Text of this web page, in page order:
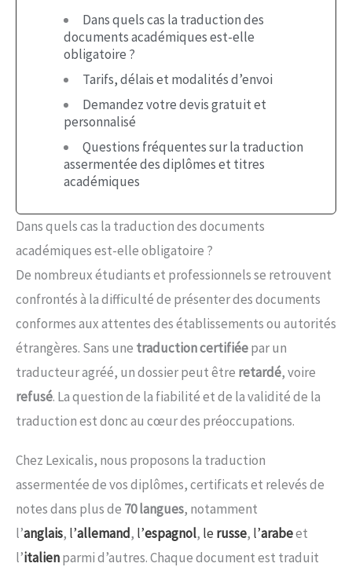
Dans quels cas la traduction des
documents académiques est-elle
obligatoire ?
Tarifs, délais et modalités d’envoi
Demandez votre devis gratuit et
personnalisé
Questions fréquentes sur la traduction
assermentée des diplômes et titres
académiques
Dans quels cas la traduction des documents
académiques est-elle obligatoire ?
De nombreux étudiants et professionnels se retrouvent
confrontés à la difficulté de présenter des documents
conformes aux attentes des établissements ou autorités
étrangères. Sans une traduction certifiéepar un
traducteur agréé, un dossier peut être retardé, voire
refusé. La question de la fiabilité et de la validité de la
traduction est donc au cœur des préoccupations.
Chez Lexicalis, nous proposons la traduction
assermentée de vos diplômes, certificats et relevés de
notes dans plus de 70 langues, notamment
l’anglais, l’allemand, l’espagnol, le russe, l’arabeet
l’italienparmi d’autres. Chaque document est traduit